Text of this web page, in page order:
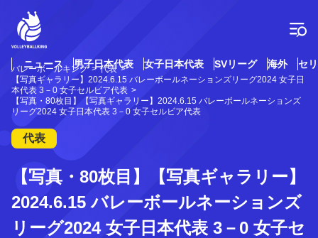
テ
ツ
プ
ニュース 男子日本代表 女子日本代表 SVリーグ 海外 セ
バレーボールキング
代表
【写真ギャラリー】2024.6.15 バレーボールネーションズリーグ2024 女子日
本代表 3－0 女子セルビア代表
【写真・80枚目】【写真ギャラリー】2024.6.15 バレーボールネーションズ
リーグ2024 女子日本代表 3－0 女子セルビア代表
代表
【写真・80枚目】【写真ギャラリー】
2024.6.15 バレーボールネーションズ
リーグ2024 女子日本代表 3－0 女子セ